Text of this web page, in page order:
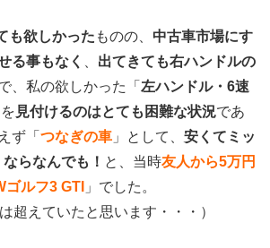
も欲しかった ものの、 中古車市場にす
る事もなく
出てきても右ハンドルの
、私の欲しかった「 左ハンドル・6速
を 見付けるのはとても困難な状況であ
ず「 つなぎの車 」として、 安くてミッ
らなんでも！ と、当時友人から5万円
ゴルフ3 GTI 」でした。
超えていたと思います・・・）